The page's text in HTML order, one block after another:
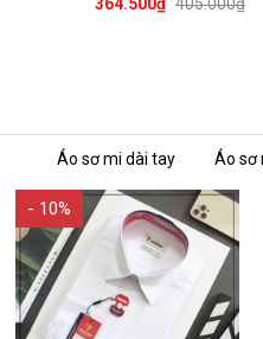
364.500₫ 405.000₫
Áo sơ mi dài tay
Áo sơ
- 10%